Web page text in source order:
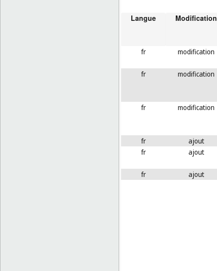
Langue Modification
fr modification
fr modification
fr modification
fr
ajout
fr
ajout
fr ajout